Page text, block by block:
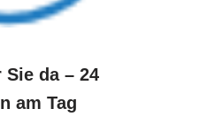
da – 24
am Tag